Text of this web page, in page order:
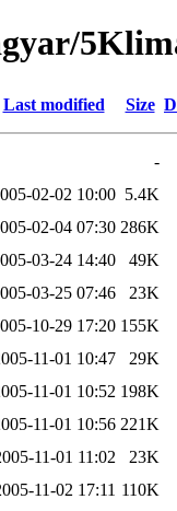
Last modified Size
-
02-02 10:00 5.4K
02-04 07:30 286K
03-24 14:40
49K
03-25 07:46
23K
10-29 17:20 155K
11-01 10:47
29K
11-01 10:52 198K
11-01 10:56 221K
11-01 11:02
23K
11-02 17:11 110K